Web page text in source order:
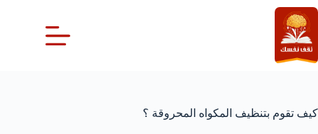
التجاوز
إلى
المحتوى
كيف تقوم بتنظيف المكواه المحروقة ؟